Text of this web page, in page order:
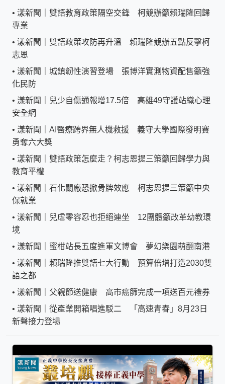
• 漾新聞｜雙語教育政策隔空交鋒 柯競辦籲賴瑞隆回歸
專業
• 漾新聞｜雙語政策攻防再升溫 賴瑞隆競辦五點反擊柯
志恩
• 漾新聞｜城鎮韌性演習登場 張博洋實測物資配售籲強
化民防
• 漾新聞｜兒少自傷通報增17.5倍 高雄49守護站織心理
安全網
• 漾新聞｜AI醫療跨界無人機救援 義守大學國際發明賽
勇奪六大獎
• 漾新聞｜雙語政策怎麼走？柯志恩提三策籲回歸學力與
教育平權
• 漾新聞｜石化關廠恐掀骨牌效應 柯志恩提三策籲中央
保就業
• 漾新聞｜兒虐零容忍也拒絕連坐 12團體籲改革幼教環
境
• 漾新聞｜蜜柑站長五度進軍文博會 夢幻樂園萌翻南港
• 漾新聞｜賴瑞隆推雙語七大行動 預算倍增打造2030雙
語之都
• 漾新聞｜父親節送健康 高市癌篩完成一項送百元禮券
• 漾新聞｜從產業開箱唱進駁二 「高速青春」8月23日
新聲接力登場